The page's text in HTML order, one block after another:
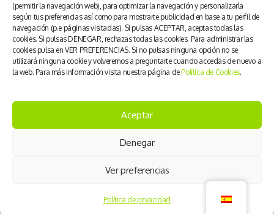
(permitir la navegación web), para optimizar la navegación y personalizarla
según tus preferencias así como para mostrarte publicidad en base a tu perfil de
navegación (p.e páginas visitadas). Si pulsas ACEPTAR, aceptas todas las
cookies. Si pulsas DENEGAR, rechazas todas las cookies. Para administrar las
cookies pulsa en VER PREFERENCIAS. Si no pulsas ninguna opción no se
utilizará ninguna cookie y volveremos a preguntarte cuando accedas de nuevo a
la web. Para más información visita nuestra página dePolítica de Cookies.
Aceptar
Denegar
Ver preferencias
Política de privacidad
Feed de entradas
Feed de comentarios
WordPress.org
Aviso Legal|Política de Privacidad|Cookies
Copyright © 2021. Todos los derechos reservados.